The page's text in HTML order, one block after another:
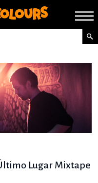
Lugar Mixtape